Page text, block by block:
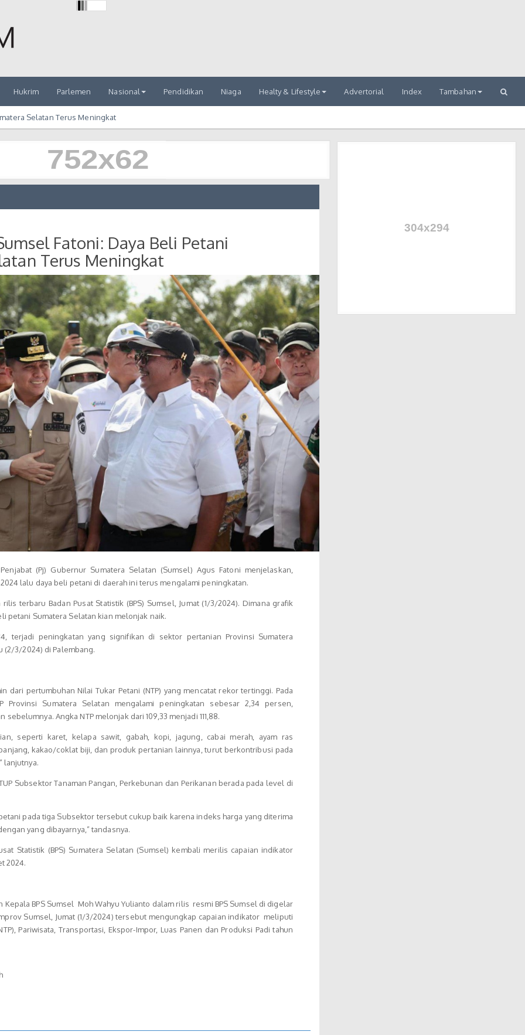
Hukrim Parlemen Nasional Pendidikan Niaga Healty & Lifestyle Advertorial Index Tambahan
Selatan Terus Meningkat
Fatoni: Daya Beli Petani
Terus Meningkat
Penjabat (Pj) Gubernur Sumatera Selatan (Sumsel) Agus Fatoni menjelaskan,
lalu daya beli petani di daerah ini terus mengalami peningkatan.
terbaru Badan Pusat Statistik (BPS) Sumsel, Jumat (1/3/2024). Dimana grafik
petani Sumatera Selatan kian melonjak naik.
terjadi peningkatan yang signifikan di sektor pertanian Provinsi Sumatera
(2/3/2024) di Palembang.
dari pertumbuhan Nilai Tukar Petani (NTP) yang mencatat rekor tertinggi. Pada
Provinsi Sumatera Selatan mengalami peningkatan sebesar 2,34 persen,
Angka NTP melonjak dari 109,33 menjadi 111,88.
seperti karet, kelapa sawit, gabah, kopi, jagung, cabai merah, ayam ras
kakao/coklat biji, dan produk pertanian lainnya, turut berkontribusi pada
lanjutnya.
Subsektor Tanaman Pangan, Perkebunan dan Perikanan berada pada level di
pada tiga Subsektor tersebut cukup baik karena indeks harga yang diterima
yang dibayarnya,” tandasnya.
Statistik (BPS) Sumatera Selatan (Sumsel) kembali merilis capaian indikator
2024.
BPS Sumsel Moh Wahyu Yulianto dalam rilis resmi BPS Sumsel di digelar
Sumsel, Jumat (1/3/2024) tersebut mengungkap capaian indikator meliputi
Pariwisata, Transportasi, Ekspor-Impor, Luas Panen dan Produksi Padi tahun